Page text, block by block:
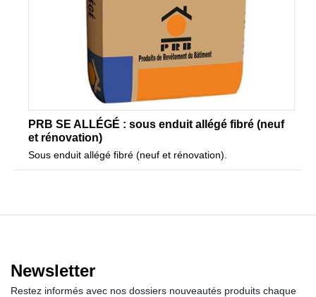
PRB SE ALLÉGÉ : sous enduit allégé fibré (neuf
et rénovation)
Sous enduit allégé fibré (neuf et rénovation).
Newsletter
Restez informés avec nos dossiers nouveautés produits chaque